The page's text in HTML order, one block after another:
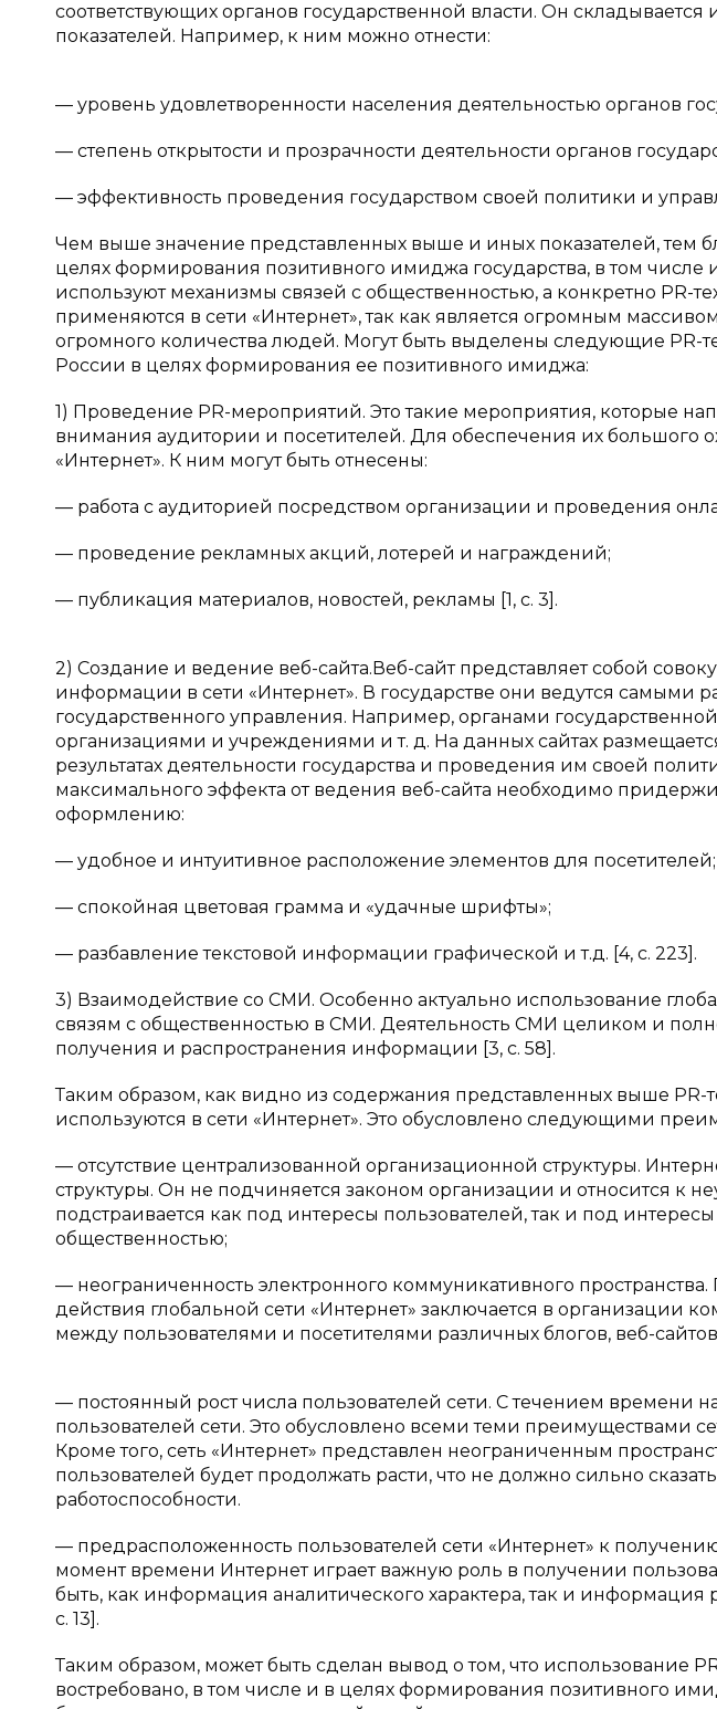
соответствующих органов государственной власти. Он складывается
показателей. Например, к ним можно отнести:
— уровень удовлетворенности населения деятельностью органов
— степень открытости и прозрачности деятельности органов
— эффективность проведения государством своей политики и
Чем выше значение представленных выше и иных показателей, тем
целях формирования позитивного имиджа государства, в том
используют механизмы связей с общественностью, а конкретно PR-
применяются в сети «Интернет», так как является огромным
огромного количества людей. Могут быть выделены следующие PR-
России в целях формирования ее позитивного имиджа:
1) Проведение PR-мероприятий. Это такие мероприятия, которые
внимания аудитории и посетителей. Для обеспечения их большого
«Интернет». К ним могут быть отнесены:
— работа с аудиторией посредством организации и проведения
— проведение рекламных акций, лотерей и награждений;
— публикация материалов, новостей, рекламы [1, с. 3].
2) Создание и ведение веб-сайта.Веб-сайт представляет собой
информации в сети «Интернет». В государстве они ведутся самыми
государственного управления. Например, органами
организациями и учреждениями и т. д. На данных сайтах
результатах деятельности государства и проведения им своей
максимального эффекта от ведения веб-сайта необходимо
оформлению:
— удобное и интуитивное расположение элементов для посетителей;
— спокойная цветовая грамма и «удачные шрифты»;
— разбавление текстовой информации графической и т.д. [4, с. 223].
3) Взаимодействие со СМИ. Особенно актуально использование
связям с общественностью в СМИ. Деятельность СМИ целиком и
получения и распространения информации [3, с. 58].
Таким образом, как видно из содержания представленных выше PR-
используются в сети «Интернет». Это обусловлено следующими
— отсутствие централизованной организационной структуры.
структуры. Он не подчиняется законом организации и относится к
подстраивается как под интересы пользователей, так и под
общественностью;
— неограниченность электронного коммуникативного пространства.
действия глобальной сети «Интернет» заключается в организации
между пользователями и посетителями различных блогов, веб-сайтов
— постоянный рост числа пользователей сети. С течением времени
пользователей сети. Это обусловлено всеми теми преимуществами
Кроме того, сеть «Интернет» представлен неограниченным
пользователей будет продолжать расти, что не должно сильно
работоспособности.
— предрасположенность пользователей сети «Интернет» к
момент времени Интернет играет важную роль в получении
быть, как информация аналитического характера, так и информация
с. 13].
Таким образом, может быть сделан вывод о том, что использование
востребовано, в том числе и в целях формирования позитивного